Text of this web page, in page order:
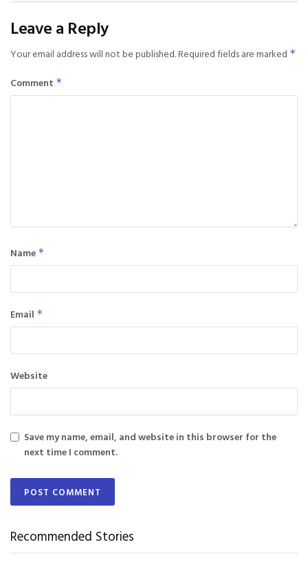
Leave a Reply
Your email address will not be published.Required fields are marked *
Comment *
Name *
Email *
Website
Save my name, email, and website in this browser for the
next time I comment.
Recommended Stories